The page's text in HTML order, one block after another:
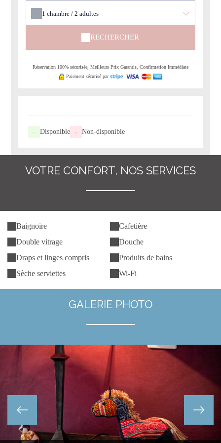
1chambre /2adultes
RECHERCHER
Réservation 100% sécurisée, Meilleurs Prix Garantis, Confirmation Immédiate
Paiement sécurisé par
- Disponible - Non-disponible
VOTRE CONFORT, NOS SERVICES
Baignoire
Cafetière
Double vitrage
Douche
Draps et linges compris
Produits de bains
Sèche serviettes
Wi-Fi
GALERIE PHOTO